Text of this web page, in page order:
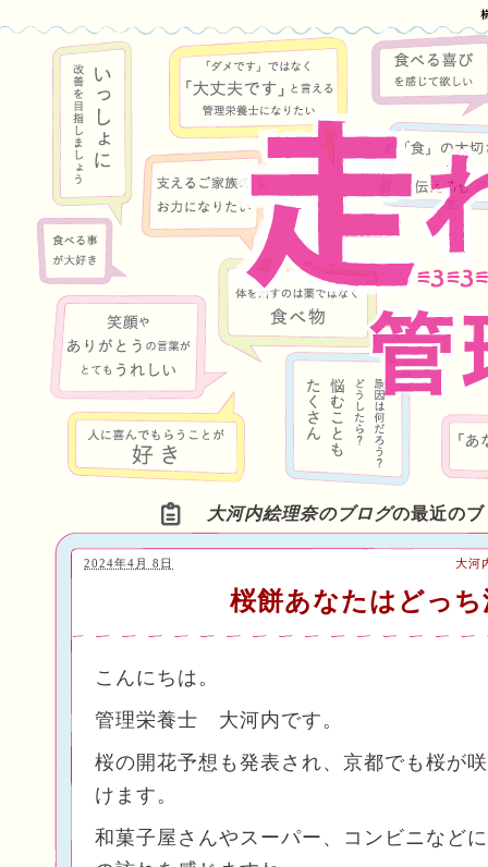
大河内絵理奈のブログの最近の
桜餅あなたはどっち
2024年4月 8日 大河
こんにちは。
管理栄養士 大河内です。
桜の開花予想も発表され、京都でも桜が
けます。
和菓子屋さんやスーパー、コンビニなど